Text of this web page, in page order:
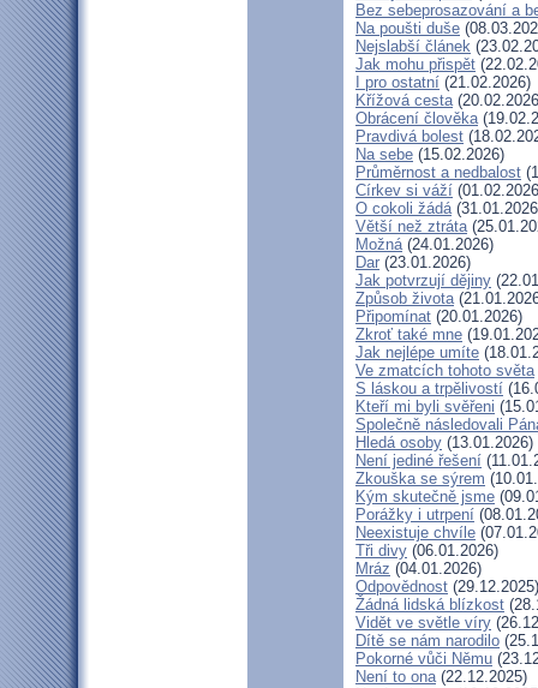
Bez sebeprosazování a
Na poušti duše
Nejslabší článek
Jak mohu přispět
I pro ostatní (21.02.2026)
Křížová cesta
Obrácení člověka
Pravdivá bolest
Na sebe (15.02.2026)
Průměrnost a nedbalost
Církev si váží
O cokoli žádá
Větší než ztráta
Možná(24.01.2026)
Dar (23.01.2026)
Jak potvrzují dějiny
Způsob života
Připomínat (20.01.2026)
Zkroť také mne
Jak nejlépe umíte
Ve zmatcích tohoto světa
S láskou a trpělivostí
Kteří mi byli svěřeni
Společně následovali
Hledá osoby (13.01.2026)
Není jediné řešení
Zkouška se sýrem
Kým skutečně jsme
Porážky i utrpení
Neexistuje chvíle
Tři divy (06.01.2026)
Mráz (04.01.2026)
Odpovědnost (29.12.2025)
Žádná lidská blízkost
Vidět ve světle víry
Dítě se nám narodilo
Pokorné vůči Němu
Není to ona(22.12.2025)